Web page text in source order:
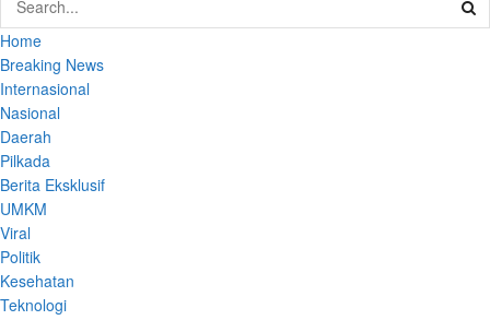
Home
Breaking News
Internasional
Nasional
Daerah
Pilkada
Berita Eksklusif
UMKM
Viral
Politik
Kesehatan
Teknologi